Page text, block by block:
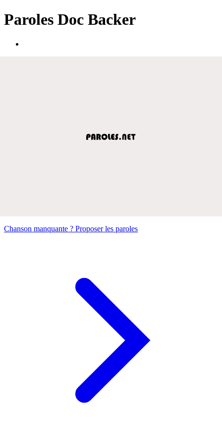
Paroles Doc Backer
Chanson manquante ? Proposer les paroles